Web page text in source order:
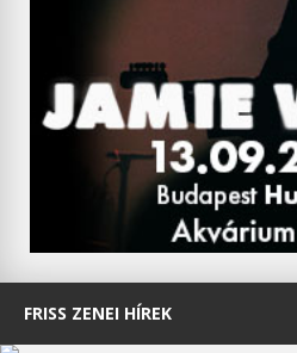
FRISS ZENEI HÍREK